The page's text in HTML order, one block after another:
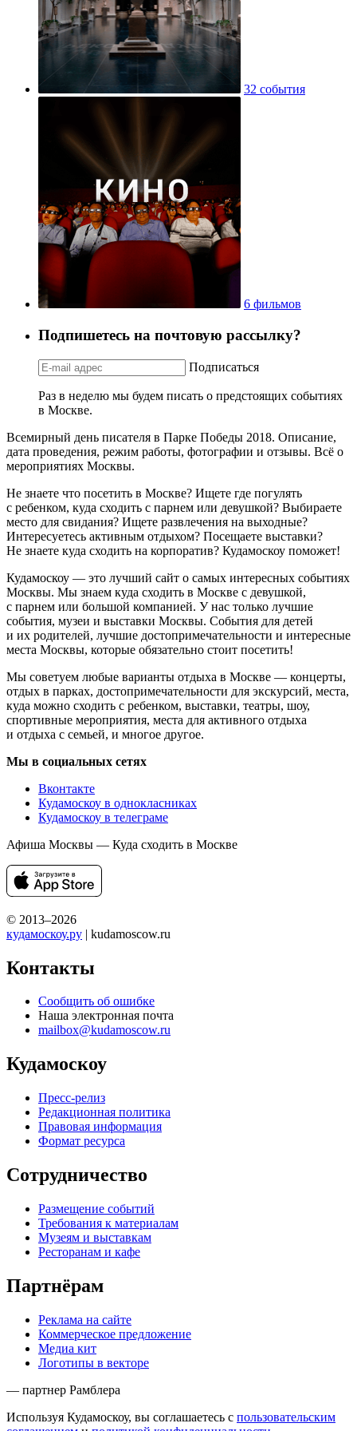
32 события
6 фильмов
Подпишетесь на почтовую рассылку?
Подписаться
Раз в неделю мы будем писать о предстоящих событиях
в Москве.
Всемирный день писателя в Парке Победы 2018. Описание,
дата проведения, режим работы, фотографии и отзывы. Всё о
мероприятиях Москвы.
Не знаете что посетить в Москве? Ищете где погулять
с ребенком, куда сходить с парнем или девушкой? Выбираете
место для свидания? Ищете развлечения на выходные?
Интересуетесь активным отдыхом? Посещаете выставки?
Не знаете куда сходить на корпоратив? Кудамоскоу поможет!
Кудамоскоу — это лучший сайт о самых интересных событиях
Москвы. Мы знаем куда сходить в Москве с девушкой,
с парнем или большой компанией. У нас только лучшие
события, музеи и выставки Москвы. События для детей
и их родителей, лучшие достопримечательности и интересные
места Москвы, которые обязательно стоит посетить!
Мы советуем любые варианты отдыха в Москве — концерты,
отдых в парках, достопримечательности для экскурсий, места,
куда можно сходить с ребенком, выставки, театры, шоу,
спортивные мероприятия, места для активного отдыха
и отдыха с семьей, и многое другое.
Мы в социальных сетях
Вконтакте
Кудамоскоу в однокласниках
Кудамоскоу в телеграме
Афиша Москвы — Куда сходить в Москве
© 2013–2026
кудамоскоу.ру | kudamoscow.ru
Контакты
Сообщить об ошибке
Наша электронная почта
mailbox@kudamoscow.ru
Кудамоскоу
Пресс-релиз
Редакционная политика
Правовая информация
Формат ресурса
Сотрудничество
Размещение событий
Требования к материалам
Музеям и выставкам
Ресторанам и кафе
Партнёрам
Реклама на сайте
Коммерческое предложение
Медиа кит
Логотипы в векторе
— партнер Рамблера
Используя Кудамоскоу, вы соглашаетесь с пользовательским